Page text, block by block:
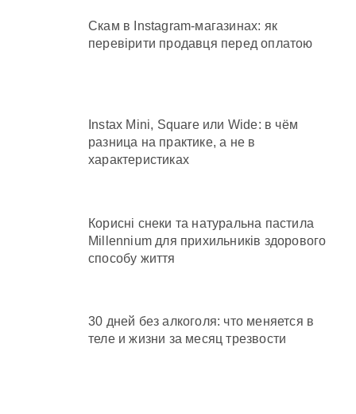
Скам в Instagram-магазинах: як
перевірити продавця перед оплатою
Instax Mini, Square или Wide: в чём
разница на практике, а не в
характеристиках
Корисні снеки та натуральна пастила
Millennium для прихильників здорового
способу життя
30 дней без алкоголя: что меняется в
теле и жизни за месяц трезвости